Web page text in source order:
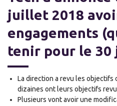
juillet 2018
engagements
tenir pour le 30
La direction a revu les
dizaines ont leurs objectifs
Plusieurs vont avoir une